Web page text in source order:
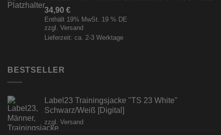
34,90 €
Enthält 19% MwSt. 19 % DE
zzgl. Versand
Lieferzeit: ca. 2-3 Werktage
BESTSELLER
Label23 Trainingsjacke "TS 23 White"
Schwarz/Weiß [Digital]
zzgl. Versand